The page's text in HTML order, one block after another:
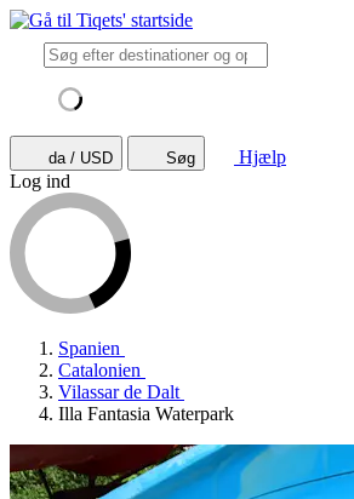
da / USD Søg
Hjælp
Log ind
Spanien
Catalonien
Vilassar de Dalt
Illa Fantasia Waterpark